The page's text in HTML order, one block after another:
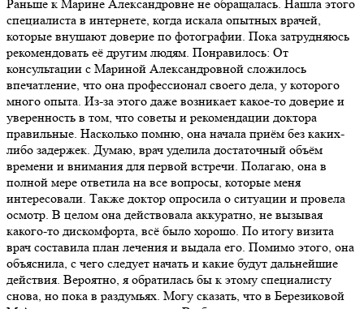
Раньше к Марине Александровне не обращалась. Нашла этого
специалиста в интернете, когда искала опытных врачей,
которые внушают доверие по фотографии. Пока затрудняюсь
рекомендовать её другим людям. Понравилось: От
консультации с Мариной Александровной сложилось
впечатление, что она профессионал своего дела, у которого
много опыта. Из-за этого даже возникает какое-то доверие и
уверенность в том, что советы и рекомендации доктора
правильные. Насколько помню, она начала приём без каких-
либо задержек. Думаю, врач уделила достаточный объём
времени и внимания для первой встречи. Полагаю, она в
полной мере ответила на все вопросы, которые меня
интересовали. Также доктор опросила о ситуации и провела
осмотр. В целом она действовала аккуратно, не вызывая
какого-то дискомфорта, всё было хорошо. По итогу визита
врач составила план лечения и выдала его. Помимо этого, она
объяснила, с чего следует начать и какие будут дальнейшие
действия. Вероятно, я обратилась бы к этому специалисту
снова, но пока в раздумьях. Могу сказать, что в Березиковой